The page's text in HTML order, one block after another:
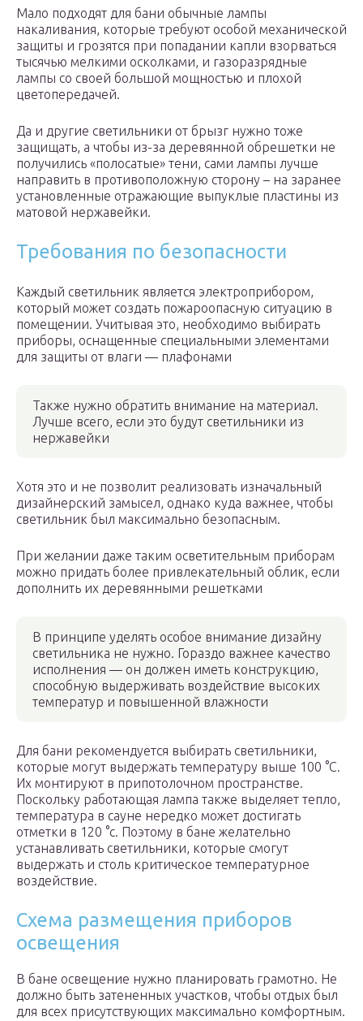
Мало подходят для бани обычные лампы
накаливания, которые требуют особой механической
защиты и грозятся при попадании капли взорваться
тысячью мелкими осколками, и газоразрядные
лампы со своей большой мощностью и плохой
цветопередачей.
Да и другие светильники от брызг нужно тоже
защищать, а чтобы из-за деревянной обрешетки не
получились «полосатые» тени, сами лампы лучше
направить в противоположную сторону – на заранее
установленные отражающие выпуклые пластины из
матовой нержавейки.
Требования по безопасности
Каждый светильник является электроприбором,
который может создать пожароопасную ситуацию в
помещении. Учитывая это, необходимо выбирать
приборы, оснащенные специальными элементами
для защиты от влаги — плафонами
Также нужно обратить внимание на материал.
Лучше всего, если это будут светильники из
нержавейки
Хотя это и не позволит реализовать изначальный
дизайнерский замысел, однако куда важнее, чтобы
светильник был максимально безопасным.
При желании даже таким осветительным приборам
можно придать более привлекательный облик, если
дополнить их деревянными решетками
В принципе уделять особое внимание дизайну
светильника не нужно. Гораздо важнее качество
исполнения — он должен иметь конструкцию,
способную выдерживать воздействие высоких
температур и повышенной влажности
Для бани рекомендуется выбирать светильники,
которые могут выдержать температуру выше 100 °C.
Их монтируют в припотолочном пространстве.
Поскольку работающая лампа также выделяет тепло,
температура в сауне нередко может достигать
отметки в 120 °c. Поэтому в бане желательно
устанавливать светильники, которые смогут
выдержать и столь критическое температурное
воздействие.
Схема размещения приборов
освещения
В бане освещение нужно планировать грамотно. Не
должно быть затененных участков, чтобы отдых был
для всех присутствующих максимально комфортным.